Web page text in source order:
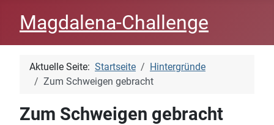
Magdalena-Challenge
Aktuelle Seite: Startseite
Hintergründe
Zum Schweigen gebracht
Zum Schweigen gebracht